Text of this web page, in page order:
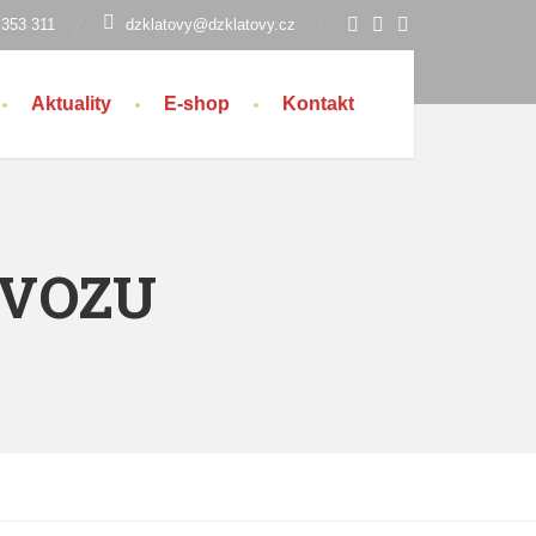
311 dzklatovy@dzklatovy.cz
Aktuality E-shop Kontakt